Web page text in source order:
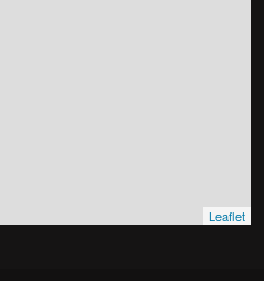
Leaflet